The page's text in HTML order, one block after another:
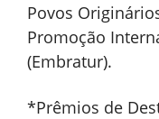
Povos
Promoção
(Embratur).
*Prêmios de